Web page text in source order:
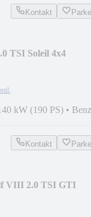
Kontakt
TSI Soleil 4x4
mtl.
kW (190 PS) •
Kontakt
VIII 2.0 TSI GTI